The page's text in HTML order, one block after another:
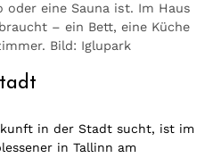
oder eine Sauna ist. Im Haus
– ein Bett, eine Küche
Bild: Iglupark
in der Stadt sucht, ist im
in Tallinn am